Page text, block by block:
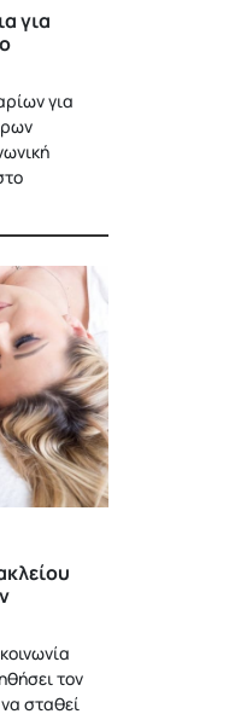
για
για
τον
σταθεί